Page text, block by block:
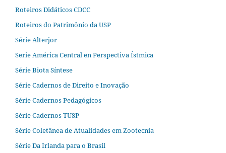
Roteiros Didáticos CDCC
Roteiros do Patrimônio da USP
Série Alterjor
Serie América Central en Perspectiva Ístmica
Série Biota Síntese
Série Cadernos de Direito e Inovação
Série Cadernos Pedagógicos
Série Cadernos TUSP
Série Coletânea de Atualidades em Zootecnia
Série Da Irlanda para o Brasil